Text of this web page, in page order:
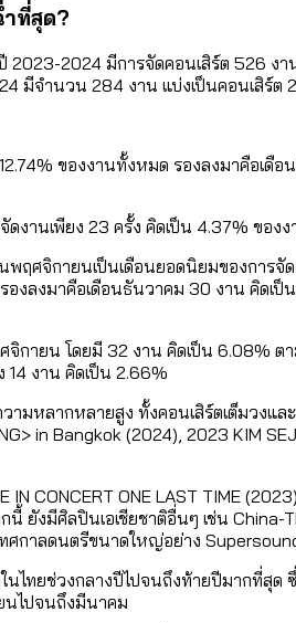
ที่สุด?
2023-2024 มีการจัดคอนเสิร์ต 526
มีจำนวน 284 งาน แบ่งเป็นคอนเสิร์
ของงานทั้งหมด รองลงมาคือเ
งานเพียง 23 ครั้ง คิดเป็น 4.37% ของ
พฤศจิกายนเป็นเดือนยอดนิยมของกา
งลงมาคือเดือนธันวาคม 30 งาน คิด
กายน โดยมี 32 งาน คิดเป็น 6.08%
14 งาน คิดเป็น 2.66%
หลากหลายสูง ทั้งคอนเสิร์ตเต็มวงแล
in Bangkok (2024), 2023 KIM
CONCERT ONE LAST TIME
นี้ ยังมีศิลปินเอเชียชาติอื่นๆ เช่น
ศกาลดนตรีขนาดใหญ่อย่าง
ทยช่วงกลางปีไปจนถึงท้ายปีมากที่สุด
ไปจนถึงมีนาคม